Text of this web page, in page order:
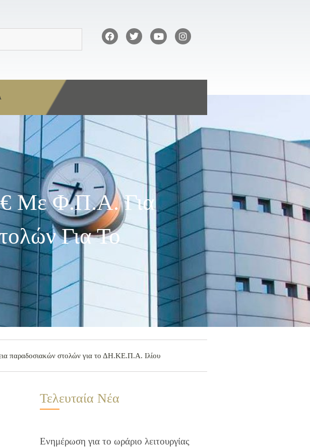
Με Φ.Π.Α. Για
Για Το
παραδοσιακών στολών για το ΔΗ.ΚΕ.Π.Α. Ιλίου
Τελευταία Νέα
Ενημέρωση για το ωράριο λειτουργίας